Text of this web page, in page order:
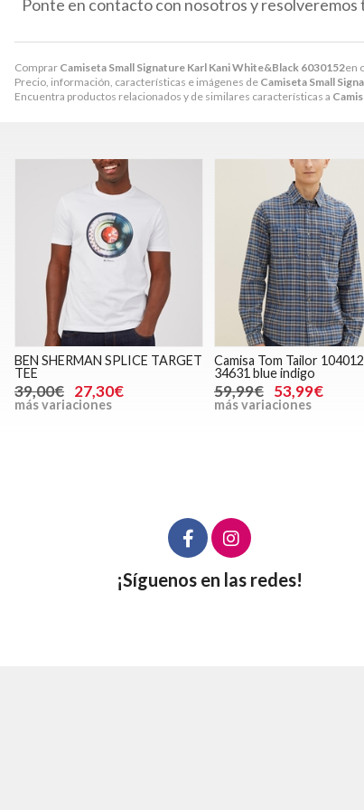
Comprar Camiseta Small Signature Karl Kani White&Black 6030152en
Precio, información, características e imágenes de Camiseta Small
Encuentra productos relacionados y de similares características a
Ponte en contacto con nosotros y resolveremos
BEN SHERMAN SPLICE TARGET
TEE
39,00€ 27,30€
más variaciones
Camisa Tom Tailor
34631 blue indigo
59,99€ 53,99€
más variaciones
¡Síguenos en las redes!